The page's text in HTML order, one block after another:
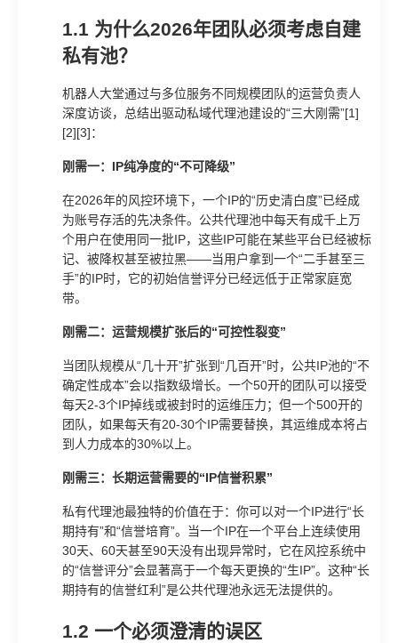
1.1 为什么2026年团队必须考虑自建
私有池？
机器人大堂通过与多位服务不同规模团队的运营负责人
深度访谈，总结出驱动私域代理池建设的“三大刚需”[1]
[2][3]：
刚需一：IP纯净度的“不可降级”
在2026年的风控环境下，一个IP的“历史清白度”已经成
为账号存活的先决条件。公共代理池中每天有成千上万
个用户在使用同一批IP，这些IP可能在某些平台已经被标
记、被降权甚至被拉黑——当用户拿到一个“二手甚至三
手”的IP时，它的初始信誉评分已经远低于正常家庭宽
带。
刚需二：运营规模扩张后的“可控性裂变”
当团队规模从“几十开”扩张到“几百开”时，公共IP池的“不
确定性成本”会以指数级增长。一个50开的团队可以接受
每天2-3个IP掉线或被封时的运维压力；但一个500开的
团队，如果每天有20-30个IP需要替换，其运维成本将占
到人力成本的30%以上。
刚需三：长期运营需要的“IP信誉积累”
私有代理池最独特的价值在于：你可以对一个IP进行“长
期持有”和“信誉培育”。当一个IP在一个平台上连续使用
30天、60天甚至90天没有出现异常时，它在风控系统中
的“信誉评分”会显著高于一个每天更换的“生IP”。这种“长
期持有的信誉红利”是公共代理池永远无法提供的。
1.2 一个必须澄清的误区